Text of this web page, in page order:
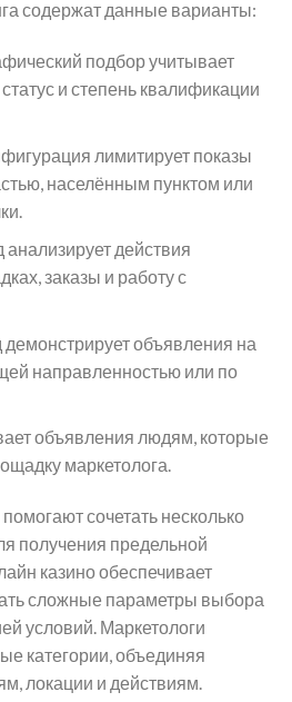
содержат данные варианты:
подбор учитывает
и степень квалификации
лимитирует показы
населённым пунктом или
действия
заказы и работу с
объявления на
направленностью или по
объявления людям, которые
маркетолога.
сочетать несколько
получения предельной
казино обеспечивает
сложные параметры выбора
условий. Маркетологи
категории, объединяя
локации и действиям.